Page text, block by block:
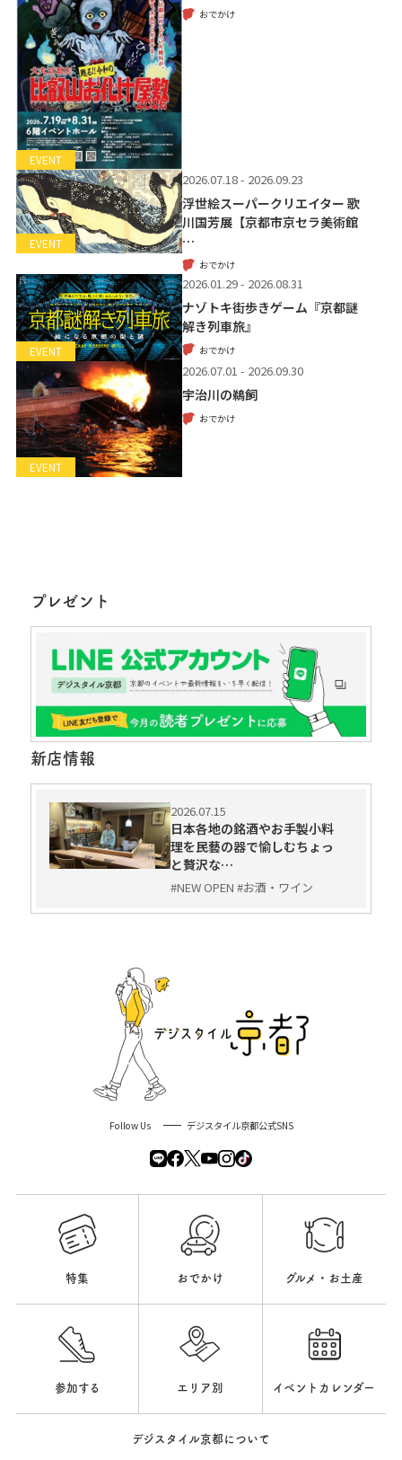
EVENT
おでかけ
EVENT
2026.07.18 - 2026.09.23
浮世絵スーパークリエイター 歌
川国芳展【京都市京セラ美術館
…
おでかけ
EVENT
2026.01.29 - 2026.08.31
ナゾトキ街歩きゲーム『京都謎
解き列車旅』
おでかけ
EVENT
2026.07.01 - 2026.09.30
宇治川の鵜飼
おでかけ
プレゼント
新店情報
2026.07.15
日本各地の銘酒やお手製小料
理を民藝の器で愉しむちょっ
と贅沢な…
#NEW OPEN #お酒・ワイン
Follow Us デジスタイル京都公式SNS
特集 おでかけ グルメ・お土産
参加する エリア別 イベントカレンダー
デジスタイル京都について